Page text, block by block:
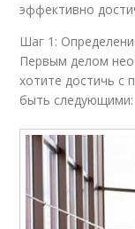
эффективно
Шаг 1:
Первым делом
хотите достичь с
быть следующими: